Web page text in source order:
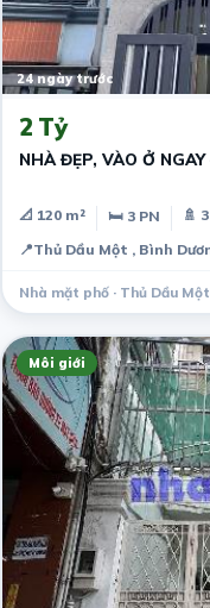
24 ngày trước
2 Tỷ
NHÀ ĐẸP, VÀO Ở
📐 120 m² 🛏 3 PN
🚿
📍Thủ Dầu Một , Bình
Nhà mặt phố · Thủ Dầu Một
Môi giới